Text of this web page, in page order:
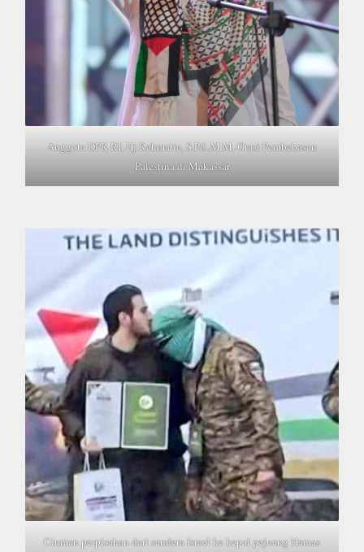
Anggota DPR RI, Hj Rahmatia, S.Pd.,M.M, Orasi Pembebasan
Palestina di Makassar
Ciuman perpisahan dari sandera Israel ke kepal pejuang Hamas